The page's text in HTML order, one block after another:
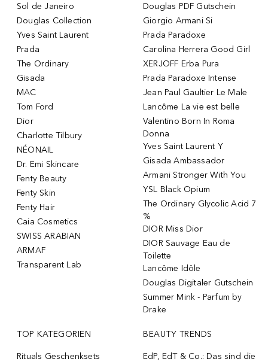
Sol de Janeiro
Douglas Collection
Yves Saint Laurent
Prada
The Ordinary
Gisada
MAC
Tom Ford
Dior
Charlotte Tilbury
NÉONAIL
Dr. Emi Skincare
Fenty Beauty
Fenty Skin
Fenty Hair
Caia Cosmetics
SWISS ARABIAN
ARMAF
Transparent Lab
Douglas PDF Gutschein
Giorgio Armani Si
Prada Paradoxe
Carolina Herrera Good Girl
XERJOFF Erba Pura
Prada Paradoxe Intense
Jean Paul Gaultier Le Male
Lancôme La vie est belle
Valentino Born In Roma
Donna
Yves Saint Laurent Y
Gisada Ambassador
Armani Stronger With You
YSL Black Opium
The Ordinary Glycolic Acid 7
%
DIOR Miss Dior
DIOR Sauvage Eau de
Toilette
Lancôme Idôle
Douglas Digitaler Gutschein
Summer Mink - Parfum by
Drake
TOP KATEGORIEN
Rituals Geschenksets
BEAUTY TRENDS
EdP, EdT & Co.: Das sind die